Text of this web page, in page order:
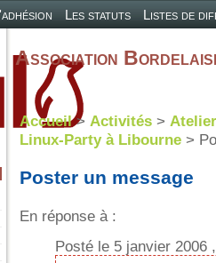
Les statuts Listes de
Association
Accueil> Activités>
Linux-Party à Libourne>
Poster un message
En réponse à :
Posté le 5 janvier 2006